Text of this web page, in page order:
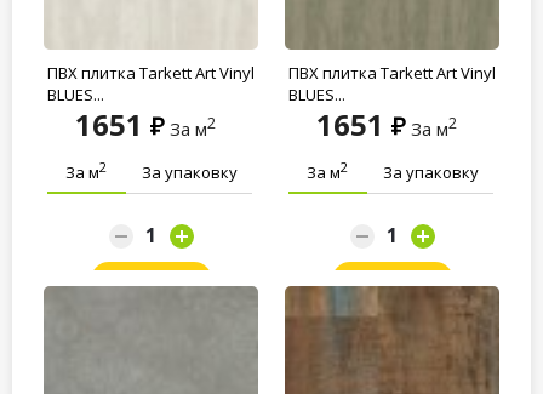
ПВХ плитка Tarkett Art Vinyl
BLUES...
1651 За м2
За м2 За упаковку
ПВХ плитка Tarkett Art Vinyl
BLUES...
1651 За м2
За м2 За упаковку